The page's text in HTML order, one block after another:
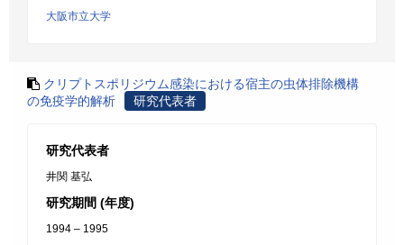
大阪市立大学
クリプトスポリジウム感染における宿主の虫体排除機構
の免疫学的解析
研究代表者
研究代表者
井関 基弘
研究期間 (年度)
1994 – 1995